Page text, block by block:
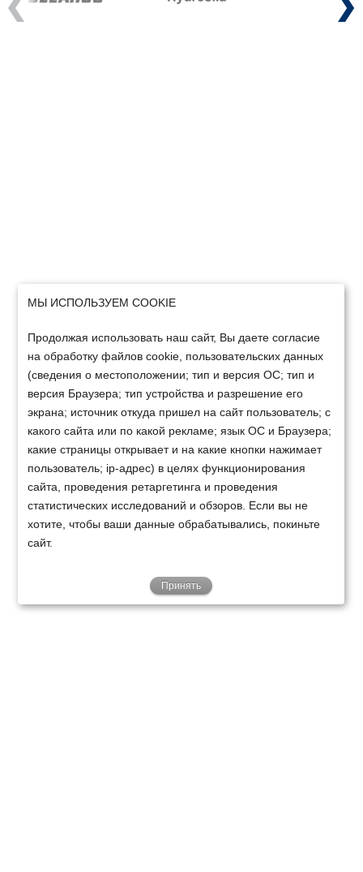
Previous Next
МЫ ИСПОЛЬЗУЕМ COOKIE
Продолжая использовать наш сайт, Вы даете согласие
на обработку файлов cookie, пользовательских данных
(сведения о местоположении; тип и версия ОС; тип и
версия Браузера; тип устройства и разрешение его
экрана; источник откуда пришел на сайт пользователь; с
какого сайта или по какой рекламе; язык ОС и Браузера;
какие страницы открывает и на какие кнопки нажимает
пользователь; ip-адрес) в целях функционирования
сайта, проведения ретаргетинга и проведения
статистических исследований и обзоров. Если вы не
хотите, чтобы ваши данные обрабатывались, покиньте
сайт.
Принять